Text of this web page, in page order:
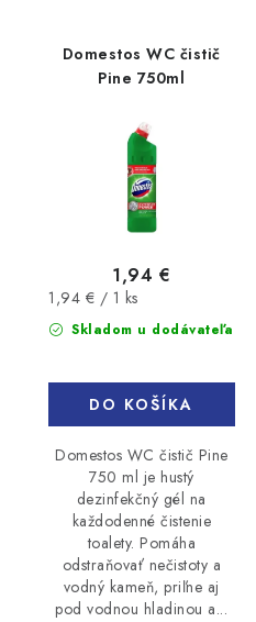
Domestos WC čistič
Pine 750ml
Skladom u dodávateľa
1,94 €
Jednotková
cena:
1,94 € / 1 ks
DO KOŠÍKA
Domestos WC čistič Pine
750 ml je hustý
dezinfekčný gél na
každodenné čistenie
toalety. Pomáha
odstraňovať nečistoty a
vodný kameň, priľne aj
pod vodnou hladinou a...